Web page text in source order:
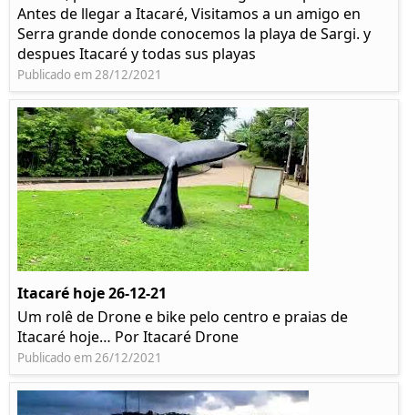
Antes de llegar a Itacaré, Visitamos a un amigo en
Serra grande donde conocemos la playa de Sargi. y
despues Itacaré y todas sus playas
Publicado em 28/12/2021
Itacaré hoje 26-12-21
Um rolê de Drone e bike pelo centro e praias de
Itacaré hoje… Por Itacaré Drone
Publicado em 26/12/2021